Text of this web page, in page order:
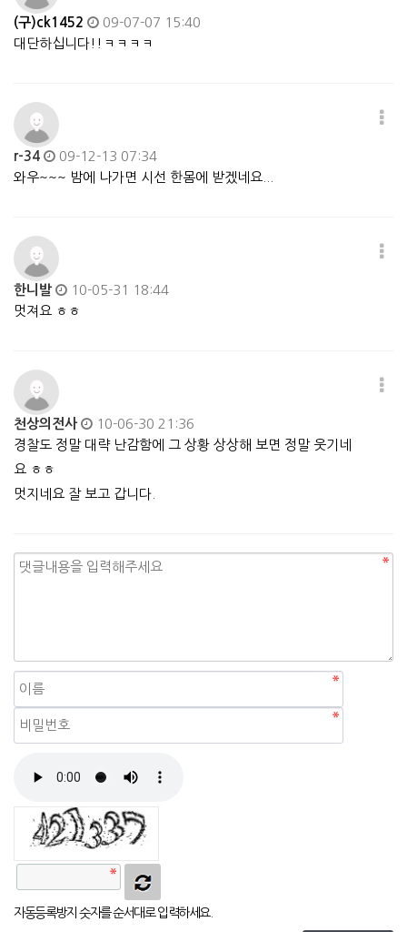
(구)ck1452
09-07-07 15:40
대단하십니다!!ㅋㅋㅋㅋ
r-34
09-12-13 07:34
와우~~~ 밤에 나가면 시선 한몸에 받겠네요...
한니발
10-05-31 18:44
멋져요 ㅎㅎ
천상의전사
10-06-30 21:36
경찰도 정말 대략 난감함에 그 상황 상상해 보면 정말 웃기네
요 ㅎㅎ
멋지네요 잘 보고 갑니다.
자동등록방지 숫자를 순서대로 입력하세요.